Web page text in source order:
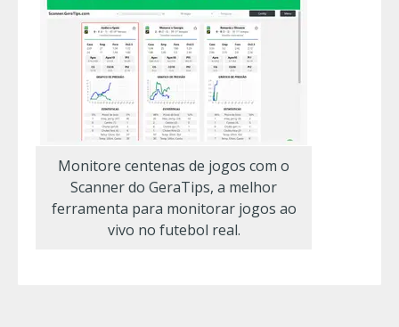
Monitore centenas de jogos com o
Scanner do GeraTips, a melhor
ferramenta para monitorar jogos ao
vivo no futebol real.